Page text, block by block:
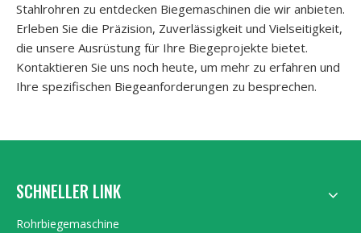
Stahlrohren zu entdecken Biegemaschinen die wir anbieten.
Erleben Sie die Präzision, Zuverlässigkeit und Vielseitigkeit,
die unsere Ausrüstung für Ihre Biegeprojekte bietet.
Kontaktieren Sie uns noch heute, um mehr zu erfahren und
Ihre spezifischen Biegeanforderungen zu besprechen.
SCHNELLER LINK
Rohrbiegemaschine